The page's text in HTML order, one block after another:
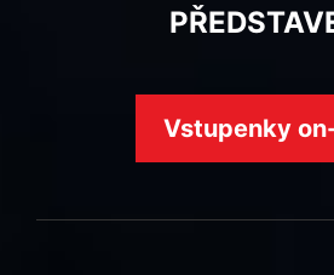
Vstupenky